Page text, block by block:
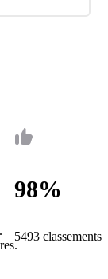
98%
5493 classements
.